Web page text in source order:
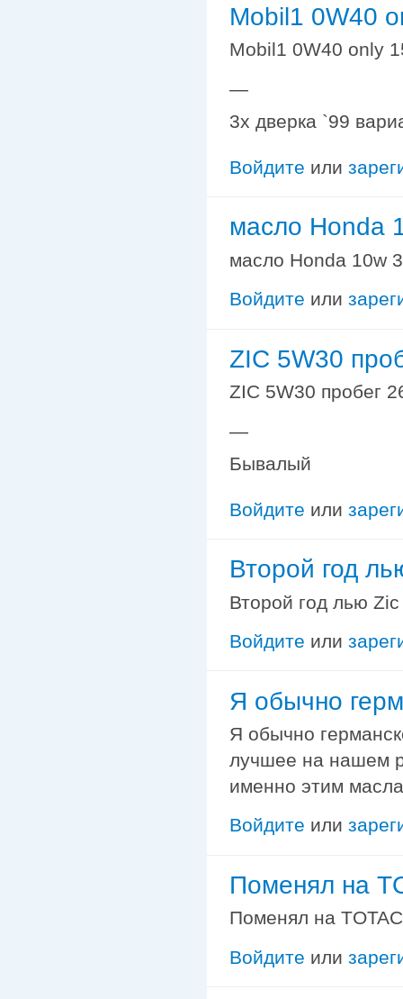
Mobil1 0W40
Mobil1 0W40 only
—
3х дверка `99
Войдите или
масло Honda
масло Honda 10w
Войдите или
ZIC 5W30
ZIC 5W30 пробег
—
Бывалый
Войдите или
Второй год
Второй год лью
Войдите или
Я обычно
Я обычно
лучшее на нашем
именно этим
Войдите или
Поменял на
Поменял на
Войдите или